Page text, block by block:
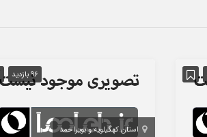
96 بازدید
استان کهگیلویه و بویراحمد